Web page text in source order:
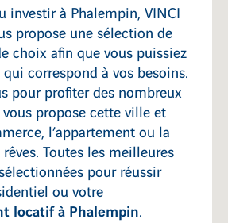
La-Pape
au-Mont-d'Or
investir à Phalempin, VINCI
propose une sélection de
choix afin que vous puissiez
correspond à vos besoins.
pour profiter des nombreux
propose cette ville et
l’appartement ou la
Toutes les meilleures
pour réussir
ou votre
locatif à Phalempin.